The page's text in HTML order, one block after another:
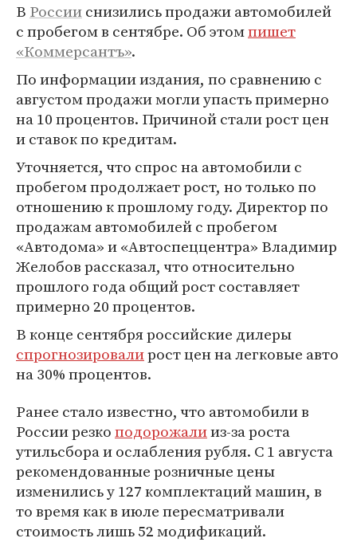
В Россииснизились продажи автомобилей
с пробегом в сентябре. Об этомпишет
«Коммерсантъ».
По информации издания, по сравнению с
августом продажи могли упасть примерно
на 10 процентов. Причиной стали рост цен
и ставок по кредитам.
Уточняется, что спрос на автомобили с
пробегом продолжает рост, но только по
отношению к прошлому году. Директор по
продажам автомобилей с пробегом
«Автодома» и «Автоспеццентра» Владимир
Желобов рассказал, что относительно
прошлого года общий рост составляет
примерно 20 процентов.
В конце сентября российские дилеры
спрогнозировалирост цен на легковые авто
на 30% процентов.
Ранее стало известно, что автомобили в
России резкоподорожалииз-за роста
утильсбора и ослабления рубля. С 1 августа
рекомендованные розничные цены
изменились у 127 комплектаций машин, в
то время как в июле пересматривали
стоимость лишь 52 модификаций.